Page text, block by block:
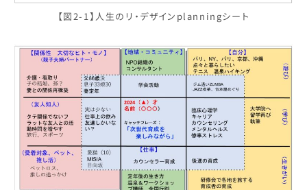
【図2-1】人生のリ・デザインplanningシート